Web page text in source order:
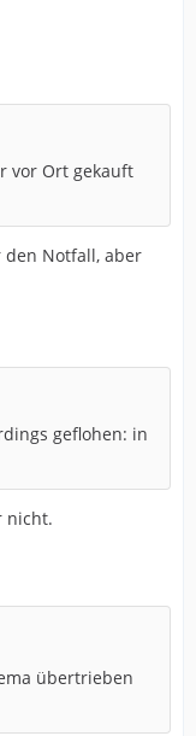
vor Ort gekauft
Notfall, aber
geflohen: in
nicht.
übertrieben